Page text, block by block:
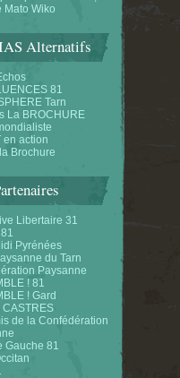
Mato Wiko
Alternatifs
81
Tarn
La BROCHURE
en action
Brochure
Libertaire 31
Pyrénées
du Tarn
Paysanne
! 81
! Gard
CASTRES
de la Confédération
Gauche 81